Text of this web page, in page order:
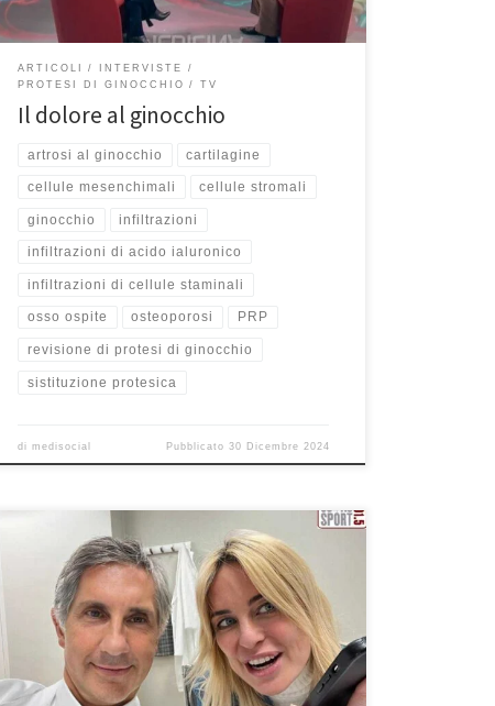
ARTICOLI
INTERVISTE
PROTESI DI GINOCCHIO
TV
Il dolore al ginocchio
artrosi al ginocchio cartilagine
cellule mesenchimali cellule stromali
ginocchio infiltrazioni
infiltrazioni di acido ialuronico
infiltrazioni di cellule staminali
osso ospite osteoporosi PRP
revisione di protesi di ginocchio
sistituzione protesica
dimedisocial Pubblicato 30 Dicembre 2024
Padel e danni articolari. 𝑪𝒐𝒔𝒂 𝒃𝒊𝒔𝒐𝒈𝒏𝒂 𝒇𝒂𝒓𝒆 𝒑𝒓𝒊𝒎𝒂 𝒅𝒊
𝒑𝒓𝒆𝒔𝒆𝒏𝒕𝒂𝒓𝒔𝒊 𝒊𝒅𝒐𝒏𝒆𝒂𝒎𝒆𝒏𝒕𝒆 𝒔𝒖 𝒖𝒏 𝒄𝒂𝒎𝒑𝒐 𝒅𝒂 𝒑𝒂𝒅𝒆𝒍 𝒆𝒅
𝒆𝒗𝒊𝒕𝒂𝒓𝒆 𝒔𝒕𝒓𝒂𝒑𝒑𝒊 𝒐 𝒂𝒏𝒅𝒂𝒓𝒆 𝒊𝒏𝒄𝒐𝒏𝒕𝒓𝒐 𝒂 𝒄𝒐𝒔𝒆 𝒂𝒏𝒄𝒉𝒆 𝒑𝒆𝒈𝒈𝒊𝒐𝒓𝒊
𝒅𝒆𝒈𝒍𝒊 𝒔𝒕𝒓𝒂𝒑𝒑𝒊 𝒎𝒖𝒔𝒄𝒐𝒍𝒂𝒓𝒊 ? Questo l’argomento della mia
intervista di ieri sera 9/4/2024 a “Salute e Sport” in
onda ogni martedì sera durante la […]